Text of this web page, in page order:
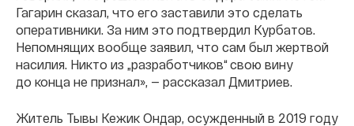
Гагарин сказал, что его заставили это сделать
оперативники. За ним это подтвердил Курбатов.
Непомнящих вообще заявил, что сам был жертвой
насилия. Никто из „разработчиков“ свою вину
до конца не признал», — рассказал Дмитриев.
Житель Тывы Кежик Ондар, осужденный в 2019 году